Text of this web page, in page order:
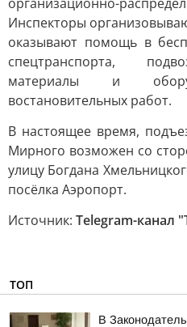
Инспекторы
оказывают помощь в
спецтранспорта,
материалы и
востановительных работ.
В настоящее время,
Мирного возможен со
улицу Богдана
посёлка Аэропорт.
Источник: Telegram-канал
ТОП
В